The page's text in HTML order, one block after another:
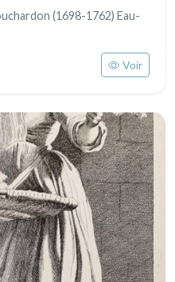
(1698-1762) Eau-
Voir